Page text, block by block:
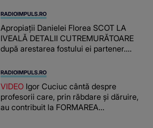
RADIOIMPULS.RO
Apropiații Danielei Florea SCOT LA
IVEALĂ DETALII CUTREMURĂTOARE
după arestarea fostului ei partener.
românca ucisă în Italia și ascunsă în
lada unui pat: " Îmi pare rău că nu am
reușit să fac mai mult pentru ea și..."
RADIOIMPULS.RO
VIDEO Igor Cuciuc cântă despre
profesorii care, prin răbdare și dăruire,
au contribuit la FORMAREA